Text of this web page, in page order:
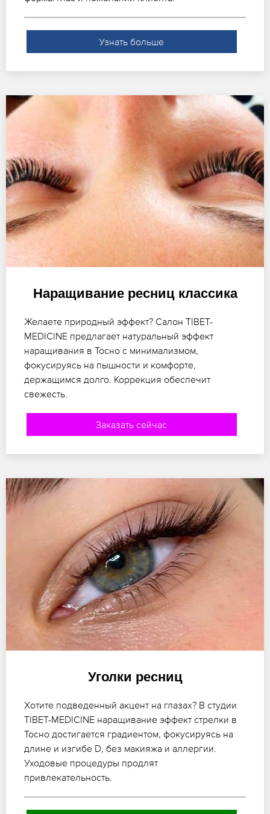
Узнать больше
Наращивание ресниц классика
Желаете природный эффект? Салон TIBET-
MEDICINE предлагает натуральный эффект
наращивания в Тосно с минимализмом,
фокусируясь на пышности и комфорте,
держащимся долго. Коррекция обеспечит
свежесть.
Заказать сейчас
Уголки ресниц
Хотите подведенный акцент на глазах? В студии
TIBET-MEDICINE наращивание эффект стрелки в
Тосно достигается градиентом, фокусируясь на
длине и изгибе D, без макияжа и аллергии.
Уходовые процедуры продлят
привлекательность.